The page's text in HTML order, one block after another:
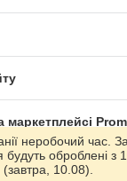
маркетплейсі
неробочий час.
будуть оброблені з
10.08).